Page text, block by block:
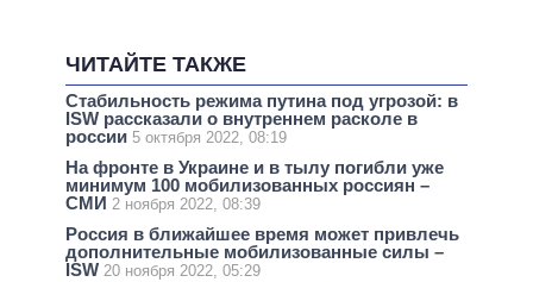
ЧИТАЙТЕ ТАКЖЕ
Стабильность режима путина под угрозой: в
ISW рассказали о внутреннем расколе в
россии 5 октября 2022, 08:19
На фронте в Украине и в тылу погибли уже
минимум 100 мобилизованных россиян –
СМИ 2 ноября 2022, 08:39
Россия в ближайшее время может привлечь
дополнительные мобилизованные силы –
ISW 20 ноября 2022, 05:29